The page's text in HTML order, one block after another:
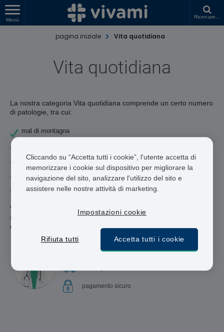
Menù
Ricercare...
pagina iniziale Vita quotidiana
Vita quotidiana
La nostra categoria Vita quotidiana comprende un certo numero
di patologie, tra cui:
mal di montagna
Perdita di peso
Smettere di fumare
Vivami.co offre una vasta gamma di farmaci che supportano lo
smettere di fumare, prevengono la malaria e promuovono in
modo sicuro la perdita di peso.
Professionisti abilitati
pagamento sicuro
Cliccando su “Accetta tutti i cookie”, l'utente accetta di
memorizzare i cookie sul dispositivo per migliorare la
navigazione del sito, analizzare l'utilizzo del sito e
assistere nelle nostre attività di marketing.
Impostazioni cookie
Rifiuta tutti Accetta tutti i cookie